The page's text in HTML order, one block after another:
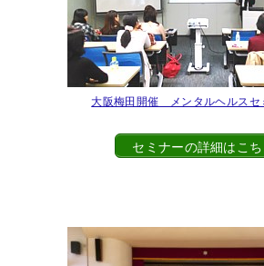
大阪梅田開催 メンタルヘルスセ
セミナーの詳細はこち